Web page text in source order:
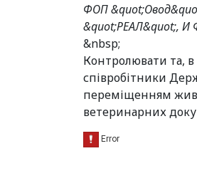
ФОП
&quot;РЕАЛ&quot;, И
&nbsp;
Контролювати та,
співробітники
переміщенням
ветеринарних